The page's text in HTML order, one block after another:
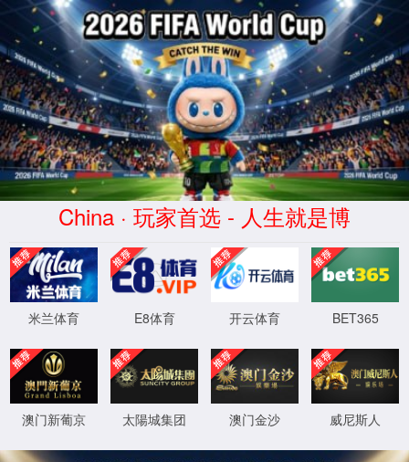
永利集团官网总站入口
首页 学院概况 最新永利集团官网总站 科学研究
诚聘英才
研究生教育 通信与信息系统